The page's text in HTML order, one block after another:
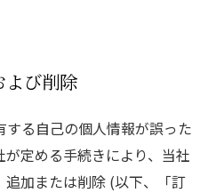
よび削除
る自己の個人情報が誤った
定める手続きにより、当社
加または削除 (以下、「訂